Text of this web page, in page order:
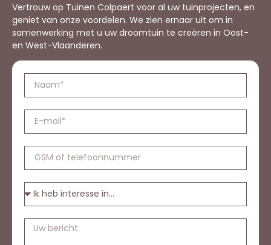
Vertrouw op Tuinen Colpaert voor al uw tuinprojecten, en
geniet van onze voordelen. We zien ernaar uit om in
samenwerking met u uw droomtuin te creëren in Oost-
en West-Vlaanderen.